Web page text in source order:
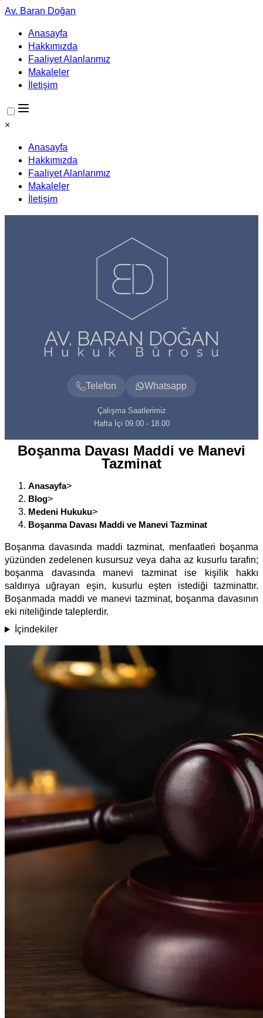
Av. Baran Doğan
Anasayfa
Hakkımızda
Faaliyet Alanlarımız
Makaleler
İletişim
×
Anasayfa
Hakkımızda
Faaliyet Alanlarımız
Makaleler
İletişim
Telefon Whatsapp
Çalışma Saatlerimiz
Hafta İçi 09.00 - 18.00
Boşanma Davası Maddi ve Manevi
Tazminat
Anasayfa>
Blog>
Medeni Hukuku>
Boşanma Davası Maddi ve Manevi Tazminat
Boşanma davasında maddi tazminat, menfaatleri boşanma
yüzünden zedelenen kusursuz veya daha az kusurlu tarafın;
boşanma davasında manevi tazminat ise kişilik hakkı
saldırıya uğrayan eşin, kusurlu eşten istediği tazminattır.
Boşanmada maddi ve manevi tazminat, boşanma davasının
eki niteliğinde taleplerdir.
İçindekiler